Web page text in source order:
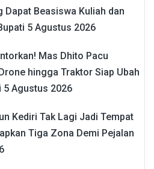
Dapat Beasiswa Kuliah dan
5 Agustus 2026
Mas Dhito Pacu
hingga Traktor Siap Ubah
5 Agustus 2026
Kediri Tak Lagi Jadi Tempat
Tiga Zona Demi Pejalan